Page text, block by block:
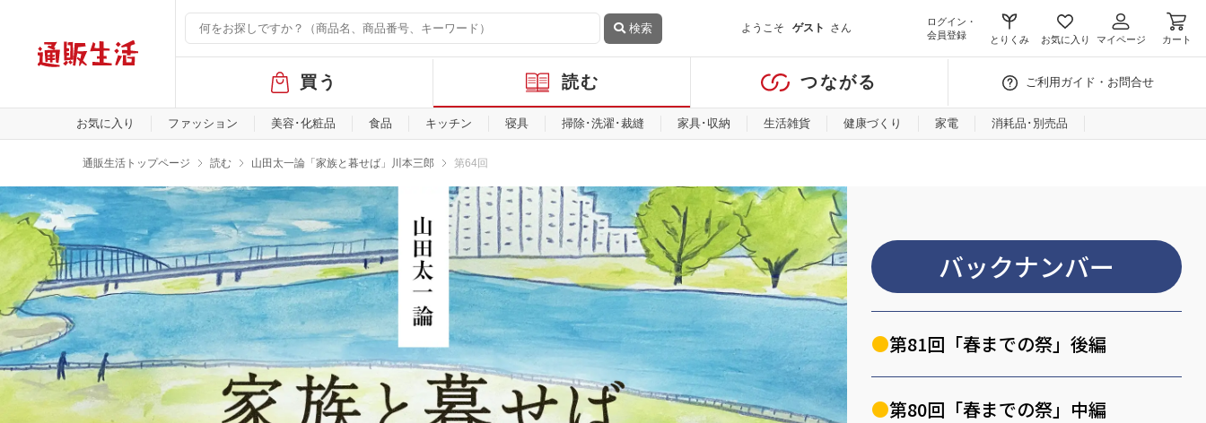
検索 ようこそ ゲスト さん
ログイン・
会員登録
とりくみ お気に入り マイページ カート
バ
ル
メ
ュ
ー
買う 読む つながる ご利用ガイド・お問合せ
お気に入り ファッション 美容･化粧品 食品 キッチン 寝具 掃除･洗濯･裁縫 家具･収納 生活雑貨 健康づくり 家電 消耗品･別売品
通販生活トップページ 読む 山田太一論「家族と暮せば」川本三郎 第64回
バックナンバー
第81回「春までの祭」後編
第80回「春までの祭」中編